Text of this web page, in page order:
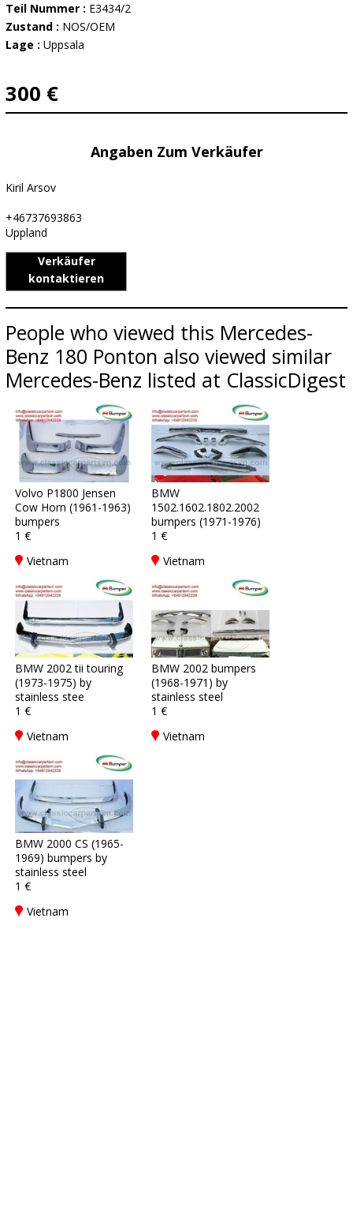
Teil Nummer : E3434/2
Zustand : NOS/OEM
Lage : Uppsala
300 €
Angaben Zum Verkäufer
Kiril Arsov
+46737693863
Uppland
Verkäufer
kontaktieren
People who viewed this Mercedes-
Benz 180 Ponton also viewed similar
Mercedes-Benz listed at ClassicDigest
Volvo P1800 Jensen
Cow Horn (1961-1963)
bumpers
1 €
Vietnam
BMW
1502.1602.1802.2002
bumpers (1971-1976)
1 €
Vietnam
BMW 2002 tii touring
(1973-1975) by
stainless stee
1 €
Vietnam
BMW 2002 bumpers
(1968-1971) by
stainless steel
1 €
Vietnam
BMW 2000 CS (1965-
1969) bumpers by
stainless steel
1 €
Vietnam